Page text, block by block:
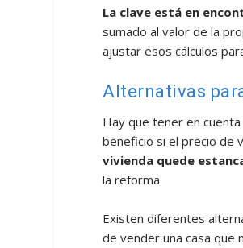
La clave está en
sumado al valor de la
ajustar esos cálculos
Alternativas
Hay que tener en
beneficio si el precio de
vivienda quede
la reforma.
Existen diferentes
de vender una casa que